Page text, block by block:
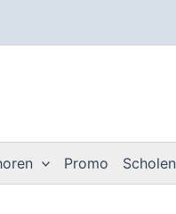
Promo Scholen